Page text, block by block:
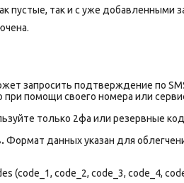
пустые, так и с уже добавленными
запросить подтверждение по
помощи своего номера или
только 2фа или резервные
Формат данных указан для
(code_1, code_2, code_3, code_4,